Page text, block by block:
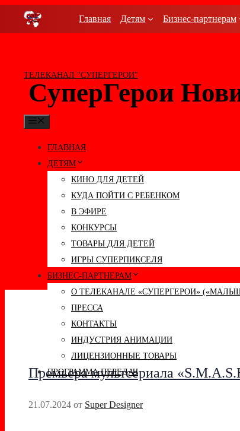
Перейти
Главная Детям Бизнес-партнерам
ТЕЛЕКАНАЛ "СУПЕРГЕРОИ"
ГЛАВНАЯ
ДЕТЯМ
КИНО ДЛЯ ДЕТЕЙ
КУДА ПОЙТИ С РЕБЕНКОМ
В ЭФИРЕ
КОНКУРСЫ
ТОВАРЫ ДЛЯ ДЕТЕЙ
ИГРЫ СУПЕРПИКСЕЛЯ
БИЗНЕС-ПАРТНЕРАМ
О ТЕЛЕКАНАЛЕ «СУПЕРГЕРОИ»
ПРЕССА
КОНТАКТЫ
ИНДУСТРИЯ АНИМАЦИИ
ЛИЦЕНЗИОННЫЕ ТОВАРЫ
ПРОГРАММА ПЕРЕДАЧ
СуперГерои
Премьера мультсериала
21.07.2024 от Super Designer